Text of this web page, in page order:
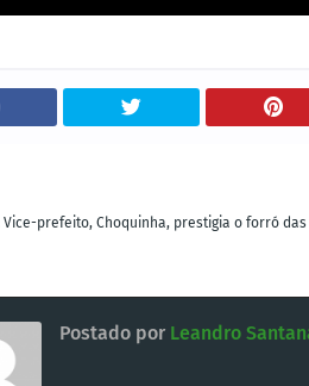
Vice-prefeito, Choquinha, prestigia o forró
Postado por Leandro